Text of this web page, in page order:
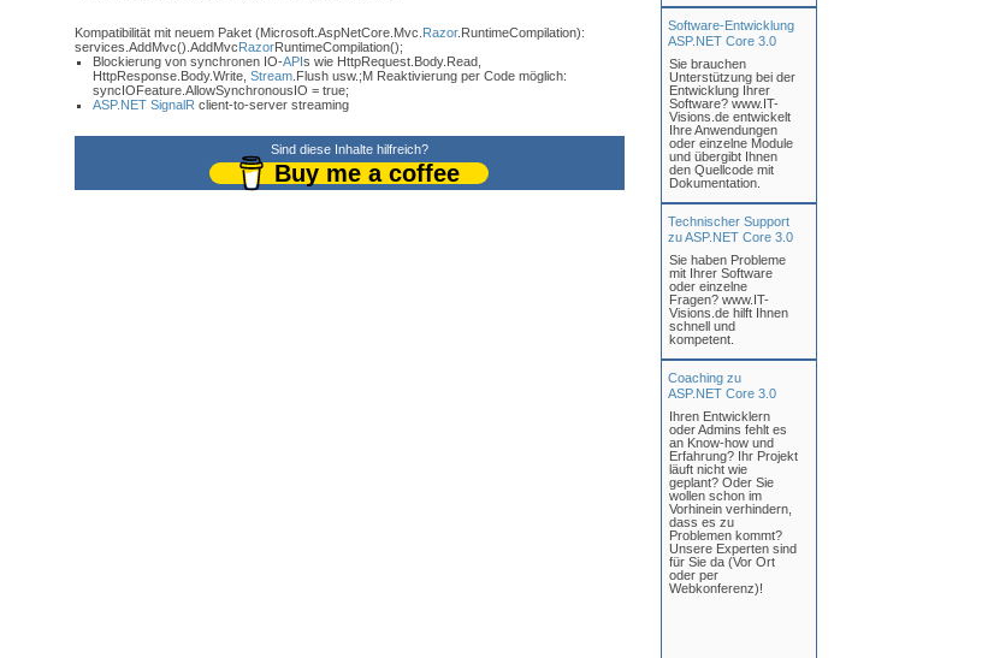
Kompatibilität mit neuem Paket (Microsoft.AspNetCore.Mvc. Razor.RuntimeCompilation):
services.AddMvc().AddMvcRazorRuntimeCompilation();
Blockierung von synchronen IO-APIs wie HttpRequest.Body.Read,
HttpResponse.Body.Write, Stream.Flush usw.;M Reaktivierung per Code möglich:
syncIOFeature.AllowSynchronousIO = true;
ASP.NET SignalR client-to-server streaming
Sind diese Inhalte hilfreich?
Buy me a coffee
Software-Entwicklung
ASP.NET Core 3.0
Sie brauchen
Unterstützung bei der
Entwicklung Ihrer
Software? www.IT-
Visions.de entwickelt
Ihre Anwendungen
oder einzelne Module
und übergibt Ihnen
den Quellcode mit
Dokumentation.
Technischer Support
zu ASP.NET Core 3.0
Sie haben Probleme
mit Ihrer Software
oder einzelne
Fragen? www.IT-
Visions.de hilft Ihnen
schnell und
kompetent.
Coaching zu
ASP.NET Core 3.0
Ihren Entwicklern
oder Admins fehlt es
an Know-how und
Erfahrung? Ihr Projekt
läuft nicht wie
geplant? Oder Sie
wollen schon im
Vorhinein verhindern,
dass es zu
Problemen kommt?
Unsere Experten sind
für Sie da (Vor Ort
oder per
Webkonferenz)!